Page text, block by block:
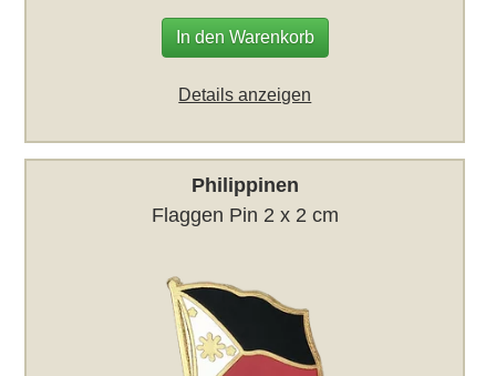
In den Warenkorb
Details anzeigen
Philippinen
Flaggen Pin 2 x 2 cm